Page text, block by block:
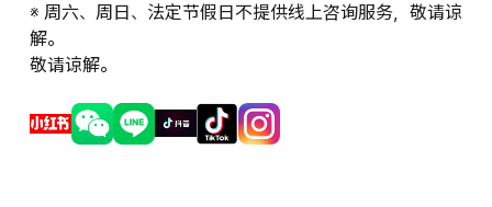
※ 周六、周日、法定节假日不提供线上咨询服务，敬请谅
解。
敬请谅解。